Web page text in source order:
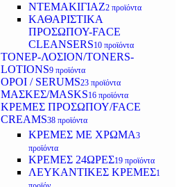
ΝΤΕΜΑΚΙΓΙΑΖ2 προϊόντα
ΚΑΘΑΡΙΣΤΙΚΑ
ΠΡΟΣΩΠΟΥ-FACE
CLEANSERS10 προϊόντα
ΤΟΝΕΡ-ΛΟΣΙΟΝ/TONERS-
LOTIONS9 προϊόντα
ΟΡΟΙ / SERUMS23 προϊόντα
ΜΑΣΚΕΣ/MASKS16 προϊόντα
ΚΡΕΜΕΣ ΠΡΟΣΩΠΟΥ/FACE
CREAMS38 προϊόντα
ΚΡΕΜΕΣ ΜΕ ΧΡΩΜΑ3
προϊόντα
ΚΡΕΜΕΣ 24ΩΡΕΣ19 προϊόντα
ΛΕΥΚΑΝΤΙΚΕΣ ΚΡΕΜΕΣ1